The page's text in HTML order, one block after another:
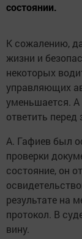
состоянии.
К сожалению,
жизни и
некоторых
управляющих
уменьшается.
ответить
А. Гафиев был
проверки
состояние, он
результате на
протокол. В
вину.